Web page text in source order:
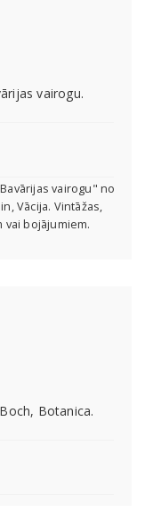
vairogu.
vairogu" no
Vācija. Vintāžas,
vai bojājumiem.
Botanica.